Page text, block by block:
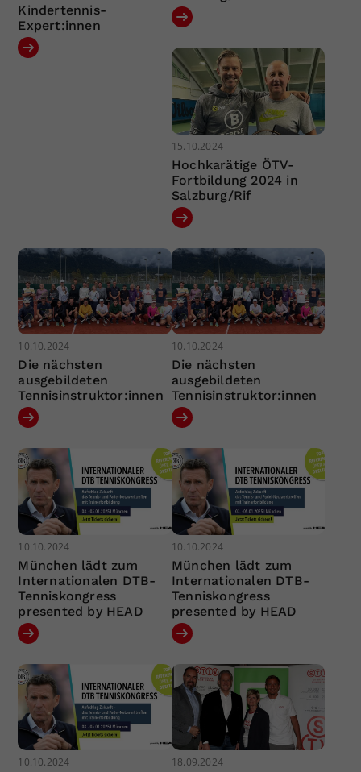
Kindertennis-
Expert:innen
15.10.2024
Hochkarätige ÖTV-
Fortbildung 2024 in
Salzburg/Rif
10.10.2024
Die nächsten
ausgebildeten
Tennisinstruktor:innen
10.10.2024
Die nächsten
ausgebildeten
Tennisinstruktor:innen
10.10.2024
München lädt zum
Internationalen DTB-
Tenniskongress
presented by HEAD
10.10.2024
München lädt zum
Internationalen DTB-
Tenniskongress
presented by HEAD
10.10.2024 18.09.2024